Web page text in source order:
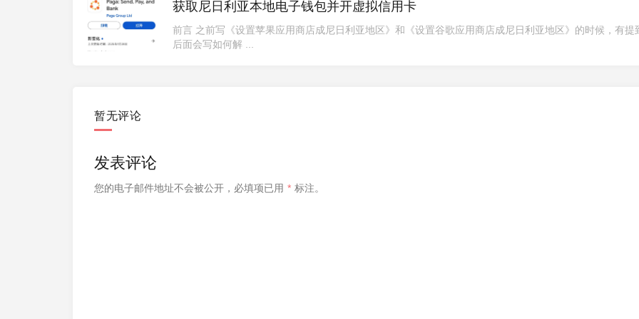
获取尼日利亚本地电子钱包并开虚拟信用卡
前言 之前写《设置苹果应用商店成尼日利亚地区》和《设置谷歌应用商店成尼日利亚地区》的时候，有提
后面会写如何解 ...
暂无评论
发表评论
您的电子邮件地址不会被公开， 必填项已用 * 标注。